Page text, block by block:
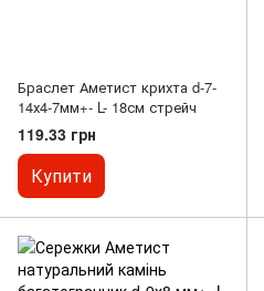
Браслет Аметист крихта d-7-
14х4-7мм+- L- 18см стрейч
119.33 грн
Купити